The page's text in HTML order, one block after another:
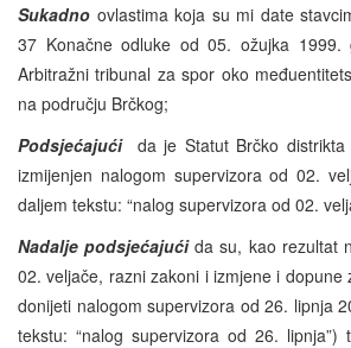
Sukadno ovlastima koja su mi date
37 Konačne odluke od 05. ožujka 1999.
Arbitražni tribunal za spor oko
na području Brčkog;
Podsjećajući da je Statut Brčko
izmijenjen nalogom supervizora od 02.
daljem tekstu: “nalog supervizora od 02.
Nadalje podsjećajućida su, kao rezultat
02. veljače, razni zakoni i izmjene i dopune
donijeti nalogom supervizora od 26. lipnja
tekstu: “nalog supervizora od 26.